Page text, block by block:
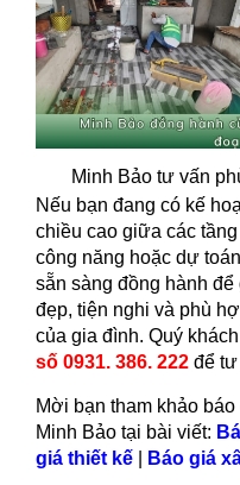
Minh Bảo tư vấn
Nếu bạn đang có kế
chiều cao giữa các
công năng hoặc dự
sẵn sàng đồng hành
đẹp, tiện nghi và phù
của gia đình. Quý
số 0931. 386. 222 để tư
Mời bạn tham khảo
Minh Bảo tại bài viết:
giá thiết kế
Báo giá